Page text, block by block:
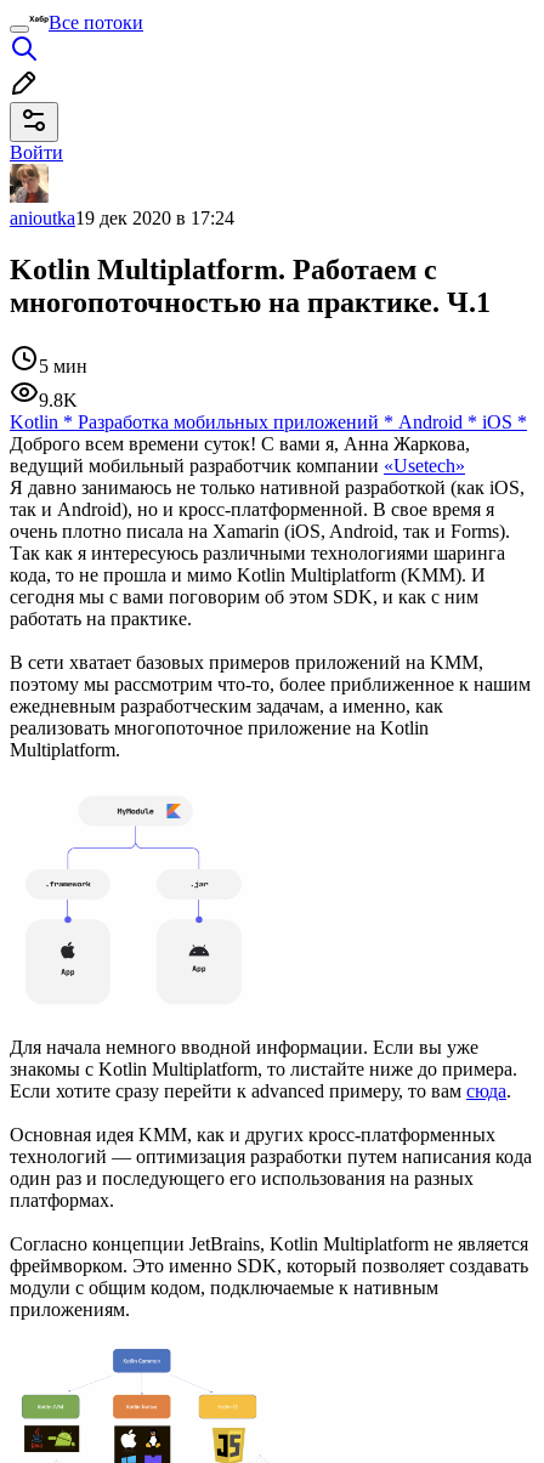
Все потоки
Войти
anioutka19 дек 2020 в 17:24
Kotlin Multiplatform. Работаем с
многопоточностью на практике. Ч.1
5 мин
9.8K
Kotlin * Разработка мобильных приложений * Android * iOS *
Доброго всем времени суток! С вами я, Анна Жаркова,
ведущий мобильный разработчик компании «Usetech»
Я давно занимаюсь не только нативной разработкой (как iOS,
так и Android), но и кросс-платформенной. В свое время я
очень плотно писала на Xamarin (iOS, Android, так и Forms).
Так как я интересуюсь различными технологиями шаринга
кода, то не прошла и мимо Kotlin Multiplatform (KMM). И
сегодня мы с вами поговорим об этом SDK, и как с ним
работать на практике.
В сети хватает базовых примеров приложений на KMM,
поэтому мы рассмотрим что-то, более приближенное к нашим
ежедневным разработческим задачам, а именно, как
реализовать многопоточное приложение на Kotlin
Multiplatform.
Для начала немного вводной информации. Если вы уже
знакомы с Kotlin Multiplatform, то листайте ниже до примера.
Если хотите сразу перейти к advanced примеру, то вам сюда.
Основная идея KMM, как и других кросс-платформенных
технологий — оптимизация разработки путем написания кода
один раз и последующего его использования на разных
платформах.
Согласно концепции JetBrains, Kotlin Multiplatform не является
фреймворком. Это именно SDK, который позволяет создавать
модули с общим кодом, подключаемые к нативным
приложениям.